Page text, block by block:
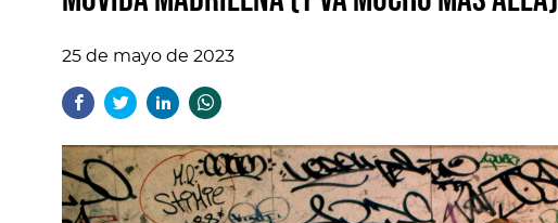
25 de mayo de 2023